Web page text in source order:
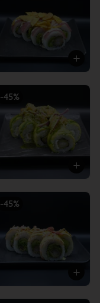
-45%
-45%